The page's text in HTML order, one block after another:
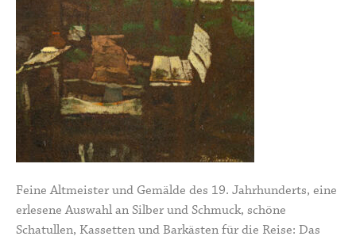
Feine Altmeister und Gemälde des 19. Jahrhunderts, eine
erlesene Auswahl an Silber und Schmuck, schöne
Schatullen, Kassetten und Barkästen für die Reise: Das